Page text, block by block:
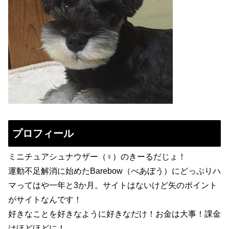
プロフィール
ミニチュアシュナウザー（♀）のきーるだじょ！
運動不足解消に始めたBarebow（べあぼう）にどっぷりハ
マってはや一年と3か月。サイトはないけど矢のポイント
がサイトなんです！
好きなことを好きなように好きなだけ！お金は大事！課金